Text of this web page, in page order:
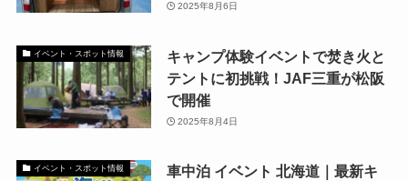
2025年8月6日
イベント・スポット情報
キャンプ体験イベントで焚き火と
テントに初挑戦！JAF三重が松阪
で開催
2025年8月4日
イベント・スポット情報
車中泊 イベント 北海道｜最新キ